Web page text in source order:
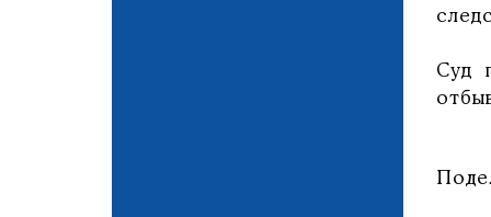
Суд